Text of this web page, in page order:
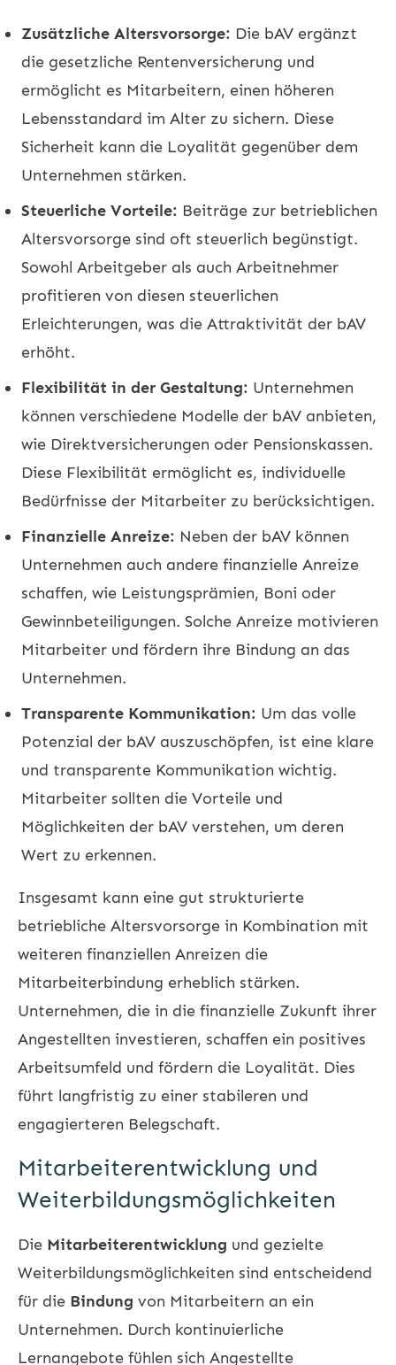
Zusätzliche Altersvorsorge: Die bAV ergänzt
die gesetzliche Rentenversicherung und
ermöglicht es Mitarbeitern, einen höheren
Lebensstandard im Alter zu sichern. Diese
Sicherheit kann die Loyalität gegenüber dem
Unternehmen stärken.
Steuerliche Vorteile: Beiträge zur betrieblichen
Altersvorsorge sind oft steuerlich begünstigt.
Sowohl Arbeitgeber als auch Arbeitnehmer
profitieren von diesen steuerlichen
Erleichterungen, was die Attraktivität der bAV
erhöht.
Flexibilität in der Gestaltung: Unternehmen
können verschiedene Modelle der bAV anbieten,
wie Direktversicherungen oder Pensionskassen.
Diese Flexibilität ermöglicht es, individuelle
Bedürfnisse der Mitarbeiter zu berücksichtigen.
Finanzielle Anreize: Neben der bAV können
Unternehmen auch andere finanzielle Anreize
schaffen, wie Leistungsprämien, Boni oder
Gewinnbeteiligungen. Solche Anreize motivieren
Mitarbeiter und fördern ihre Bindung an das
Unternehmen.
Transparente Kommunikation: Um das volle
Potenzial der bAV auszuschöpfen, ist eine klare
und transparente Kommunikation wichtig.
Mitarbeiter sollten die Vorteile und
Möglichkeiten der bAV verstehen, um deren
Wert zu erkennen.
Insgesamt kann eine gut strukturierte
betriebliche Altersvorsorge in Kombination mit
weiteren finanziellen Anreizen die
Mitarbeiterbindung erheblich stärken.
Unternehmen, die in die finanzielle Zukunft ihrer
Angestellten investieren, schaffen ein positives
Arbeitsumfeld und fördern die Loyalität. Dies
führt langfristig zu einer stabileren und
engagierteren Belegschaft.
Mitarbeiterentwicklung und
Weiterbildungsmöglichkeiten
Die Mitarbeiterentwicklung und gezielte
Weiterbildungsmöglichkeiten sind entscheidend
für die Bindung von Mitarbeitern an ein
Unternehmen. Durch kontinuierliche
Lernangebote fühlen sich Angestellte